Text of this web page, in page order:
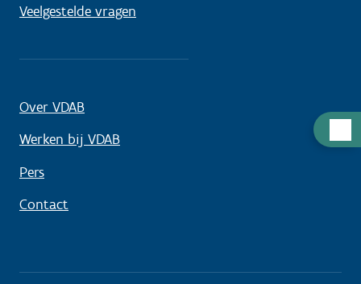
Veelgestelde vragen
Over VDAB
Werken bij VDAB
Pers
Contact